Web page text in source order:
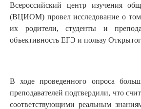
Всероссийский центр изучения
(ВЦИОМ) провел исследование о
их родители, студенты и
объективность ЕГЭ и пользу
В ходе проведенного опроса
преподавателей подтвердили, что
соответствующими реальным